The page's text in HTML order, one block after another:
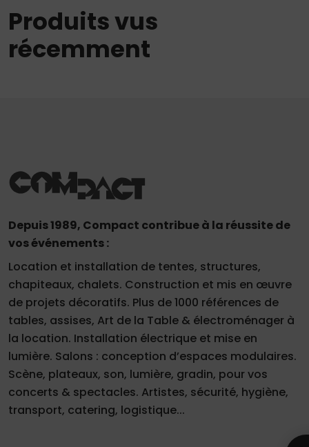
Produits vus
récemment
Depuis 1989, Compact contribue à la réussite de
vos événements :
Location et installation de tentes, structures,
chapiteaux, chalets. Construction et mis en œuvre
de projets décoratifs. Plus de 1000 références de
tables, assises, Art de la Table & électroménager à
la location. Installation électrique et mise en
lumière. Salons : conception d’espaces modulaires.
Scène, plateaux, son, lumière, gradin, pour vos
concerts & spectacles. Artistes, sécurité, hygiène,
transport, catering, logistique...